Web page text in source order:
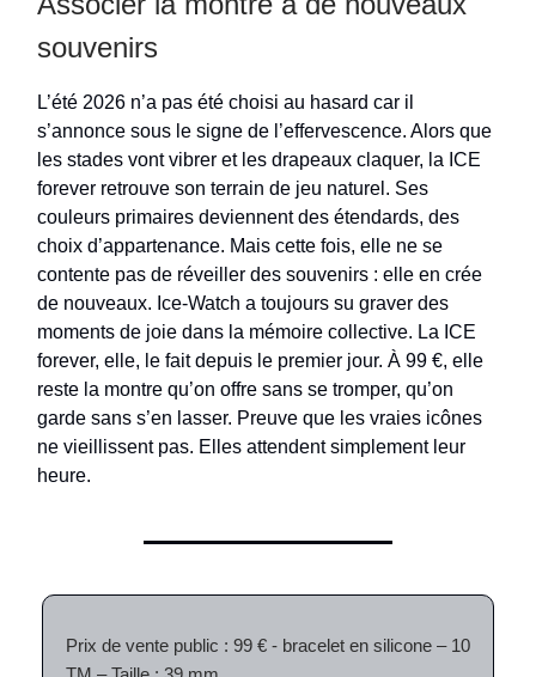
souvenirs
L’été 2026 n’a pas été choisi au hasard car il
s’annonce sous le signe de l’effervescence. Alors que
les stades vont vibrer et les drapeaux claquer, la ICE
forever retrouve son terrain de jeu naturel. Ses
couleurs primaires deviennent des étendards, des
choix d’appartenance. Mais cette fois, elle ne se
contente pas de réveiller des souvenirs : elle en crée
de nouveaux. Ice-Watch a toujours su graver des
moments de joie dans la mémoire collective. La ICE
forever, elle, le fait depuis le premier jour. À 99 €, elle
reste la montre qu’on offre sans se tromper, qu’on
garde sans s’en lasser. Preuve que les vraies icônes
ne vieillissent pas. Elles attendent simplement leur
heure.
Prix de vente public : 99 € - bracelet en silicone – 10